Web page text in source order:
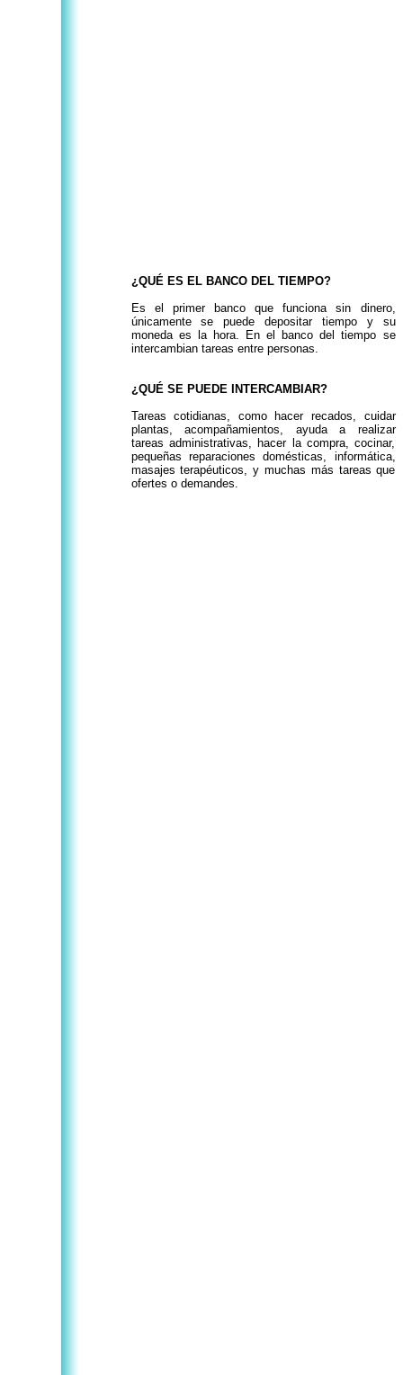
¿QUÉ ES EL BANCO DEL TIEMPO?
Es el primer banco que funciona sin dinero,
únicamente se puede depositar tiempo y su
moneda es la hora. En el banco del tiempo se
intercambian tareas entre personas.
¿QUÉ SE PUEDE INTERCAMBIAR?
Tareas cotidianas, como hacer recados, cuidar
plantas, acompañamientos, ayuda a realizar
tareas administrativas, hacer la compra, cocinar,
pequeñas reparaciones domésticas, informática,
masajes terapéuticos, y muchas más tareas que
ofertes o demandes.